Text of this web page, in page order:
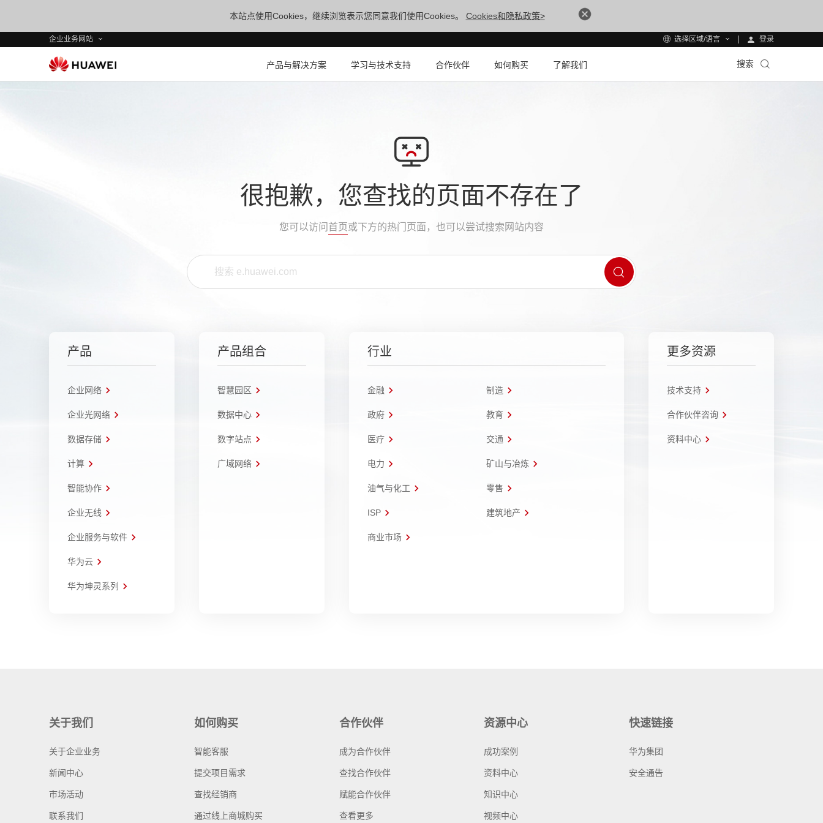
本站点使用Cookies，继续浏览表示您同意我们使用Cookies。 Cookies和隐私政策>
企业业务网站 选择区域/语言 登录
产品与解决方案 学习与技术支持 合作伙伴 如何购买 了解我们 搜索
很抱歉，您查找的页面不存在了
您可以访问 首页或下方的热门页面，也可以尝试搜索网站内容
产品
企业网络
企业光网络
数据存储
计算
智能协作
企业无线
企业服务与软件
华为云
华为坤灵系列
产品组合
智慧园区
数据中心
数字站点
广域网络
行业
金融 制造
政府 教育
医疗 交通
电力 矿山与冶炼
油气与化工 零售
ISP 建筑地产
商业市场
更多资源
技术支持
合作伙伴咨询
资料中心
关于我们
关于企业业务
新闻中心
市场活动
联系我们
如何购买
智能客服
提交项目需求
查找经销商
通过线上商城购买
合作伙伴
成为合作伙伴
查找合作伙伴
赋能合作伙伴
查看更多
资源中心
成功案例
资料中心
知识中心
视频中心
快速链接
华为集团
安全通告